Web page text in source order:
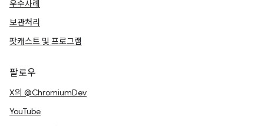
우수사례
보관처리
팟캐스트 및 프로그램
팔로우
X의 @ChromiumDev
YouTube